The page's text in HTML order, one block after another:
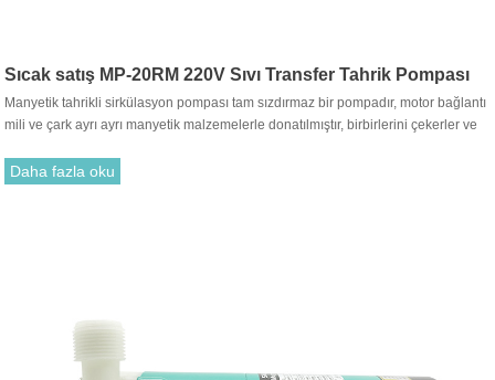
Sıcak satış MP-20RM 220V Sıvı Transfer Tahrik Pompası
Manyetik tahrikli sirkülasyon pompası tam sızdırmaz bir pompadır, motor bağlantı
mili ve çark ayrı ayrı manyetik malzemelerle donatılmıştır, birbirlerini çekerler ve
dönüşü, tahrik mıknatısı ile tahrik mıknatısı arasındaki çekim yoluyla dönmesi için
Daha fazla oku